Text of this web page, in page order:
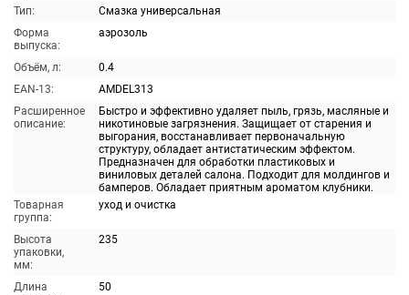
Тип:
Смазка универсальная
Форма
выпуска:
аэрозоль
Объём, л:
0.4
EAN-13:
AMDEL313
Расширенное
описание:
Быстро и эффективно удаляет пыль, грязь, масляные и
никотиновые загрязнения. Защищает от старения и
выгорания, восстанавливает первоначальную
структуру, обладает антистатическим эффектом.
Предназначен для обработки пластиковых и
виниловых деталей салона. Подходит для молдингов и
бамперов. Обладает приятным ароматом клубники.
Товарная
группа:
уход и очистка
Высота
упаковки,
мм:
235
Длина
50